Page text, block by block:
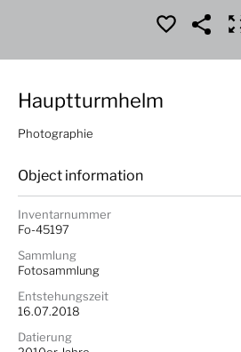
Hauptturmhelm
Photographie
Object information
Inventarnummer
Fo-45197
Sammlung
Fotosammlung
Entstehungszeit
16.07.2018
Datierung